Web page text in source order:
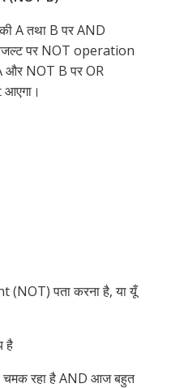
A तथा B पर AND
पर NOT operation
और NOT B पर OR
(NOT) पता करना है, या यूँ
है
चमक रहा है AND आज बहुत